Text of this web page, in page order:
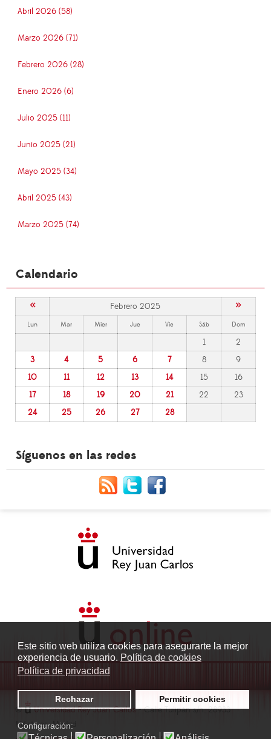
Este sitio web utiliza cookies para asegurarte la mejor
experiencia de usuario. Política de cookies
Política de privacidad
Rechazar Permitir cookies
Configuración:
Abril 2026 (58)
Marzo 2026 (71)
Febrero 2026 (28)
Enero 2026 (6)
Julio 2025 (11)
Junio 2025 (21)
Mayo 2025 (34)
Abril 2025 (43)
Marzo 2025 (74)
Calendario
« Febrero 2025 »
Lun Mar Mier Jue Vie Sáb Dom
1
2
3
4 5 6 7 8
9
10
11 12 13 14 15
16
17
18 19 20 21 22
23
24
25 26 27 28
Síguenos en las redes
© Universidad Rey Juan Carlos- Calle Tulipán s/n. 28933
Móstoles. Madrid